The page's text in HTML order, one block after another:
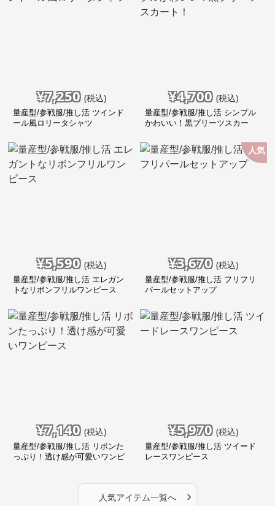
¥7,250 (税込)
量産型/参戦服/推し活 ツインド
ール風ロリータシャツ
¥4,700 (税込)
量産型/参戦服/推し活 シンプル
かわいい！黒プリーツスカー
¥5,590 (税込)
量産型/参戦服/推し活 エレガン
トなリボンフリルワンピース
人気
¥3,670 (税込)
量産型/参戦服/推し活 フリフリ
パールセットアップ
¥7,140 (税込)
量産型/参戦服/推し活 リボンた
っぷり！透け感が可愛いワンピ
¥5,970 (税込)
量産型/参戦服/推し活 ツイード
レースワンピース
人気アイテム一覧へ ›